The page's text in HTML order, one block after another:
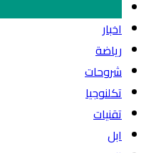
اخبار
رياضة
شروحات
تكلنوجيا
تقنيات
ابل